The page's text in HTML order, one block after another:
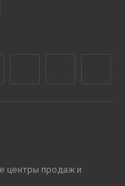
центры продаж и